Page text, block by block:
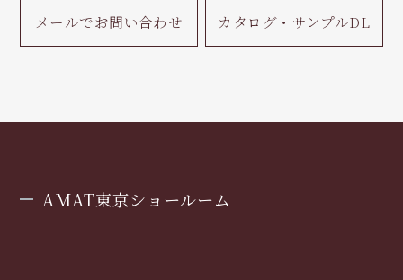
メールでお問い合わせ カタログ・ サンプルDL
AMAT東京ショールーム